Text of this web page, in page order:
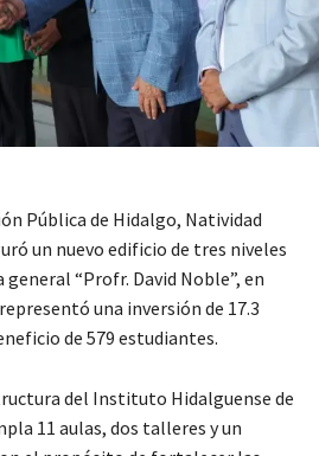
Pública de Hidalgo, Natividad
un nuevo edificio de tres niveles
general “Profr. David Noble”, en
una inversión de 17.3
de 579 estudiantes.
del Instituto Hidalguense de
11 aulas, dos talleres y un